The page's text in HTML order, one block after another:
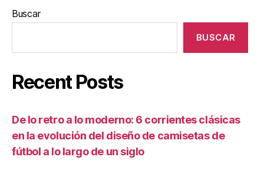
Buscar
BUSCAR
Recent Posts
De lo retro a lo moderno: 6 corrientes clásicas
en la evolución del diseño de camisetas de
fútbol a lo largo de un siglo